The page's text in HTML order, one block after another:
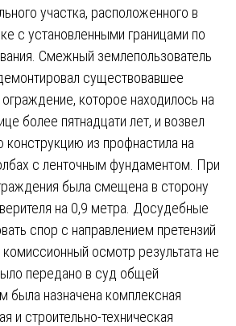
участка, расположенного в
с установленными границами по
Смежный землепользователь
существовавшее
которое находилось на
более пятнадцати лет, и возвел
конструкцию из профнастила на
с ленточным фундаментом. При
была смещена в сторону
на 0,9 метра. Досудебные
спор с направлением претензий
осмотр результата не
передано в суд общей
была назначена комплексная
и строительно-техническая